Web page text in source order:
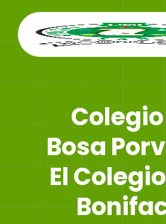
content
Colegio
Bosa
El